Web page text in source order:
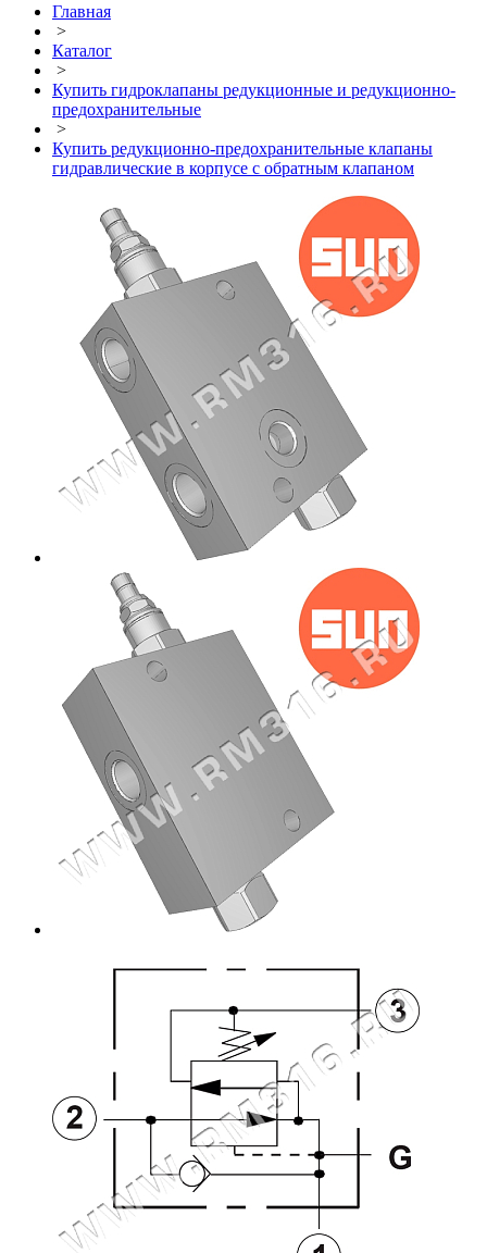
Главная
>
Каталог
>
Купить гидроклапаны редукционные и редукционно-
предохранительные
>
Купить редукционно-предохранительные клапаны
гидравлические в корпусе с обратным клапаном